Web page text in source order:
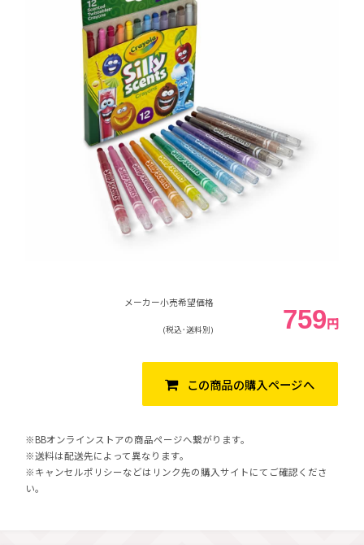
メーカー小売希望価格
(税込･送料別) 759円
この商品の購入ページへ
※BBオンラインストアの商品ページへ繋がります。
※送料は配送先によって異なります。
※キャンセルポリシーなどはリンク先の購入サイトにてご確認くださ
い。